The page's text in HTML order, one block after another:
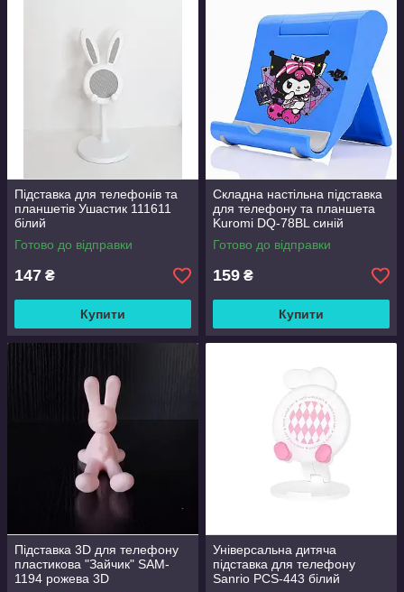
Підставка для телефонів та
планшетів Ушастик 111611
білий
Готово до відправки
147 ₴
Купити
Складна настільна підставка
для телефону та планшета
Kuromi DQ-78BL синій
7х7х9.7 см
Готово до відправки
159 ₴
Купити
Підставка 3D для телефону
пластикова "Зайчик" SAM-
1194 рожева 3D
Універсальна дитяча
підставка для телефону
Sanrio PCS-443 білий